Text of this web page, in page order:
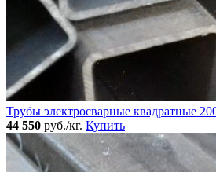
Трубы электросварные квадратные
44 550 руб./кг. Купить